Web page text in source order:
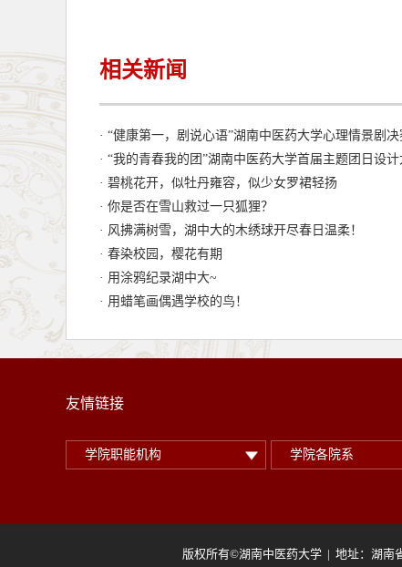
相关新闻
· “健康第一，剧说心语”湖南中医药大学心理情景剧
· “我的青春我的团”湖南中医药大学首届主题团日设
· 碧桃花开，似牡丹雍容，似少女罗裙轻扬
· 你是否在雪山救过一只狐狸？
· 风拂满树雪，湖中大的木绣球开尽春日温柔！
· 春染校园，樱花有期
· 用涂鸦纪录湖中大~
· 用蜡笔画偶遇学校的鸟！
友情链接
学院职能机构 学院各院系
版权所有©湖南中医药大学 | 地址：湖南